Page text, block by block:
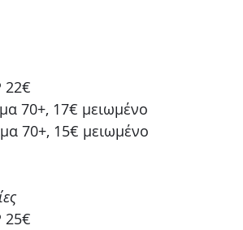
22€
70+, 17€ μειωμένο
70+, 15€ μειωμένο
25€